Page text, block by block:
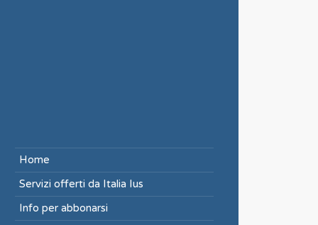
Home
Servizi offerti da Italia Ius
Info per abbonarsi